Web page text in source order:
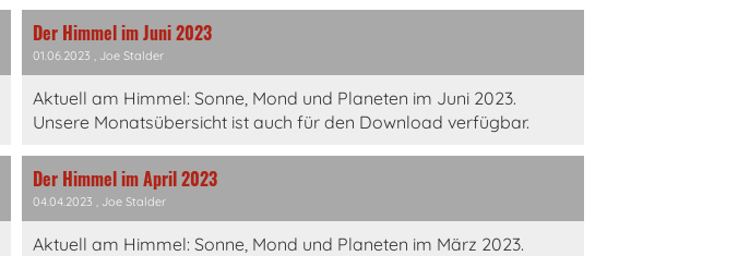
Der Himmel im Juni 2023
01.06.2023 , Joe Stalder
Aktuell am Himmel: Sonne, Mond und Planeten im Juni 2023.
Unsere Monatsübersicht ist auch für den Download verfügbar.
Der Himmel im April 2023
04.04.2023 , Joe Stalder
Aktuell am Himmel: Sonne, Mond und Planeten im März 2023.